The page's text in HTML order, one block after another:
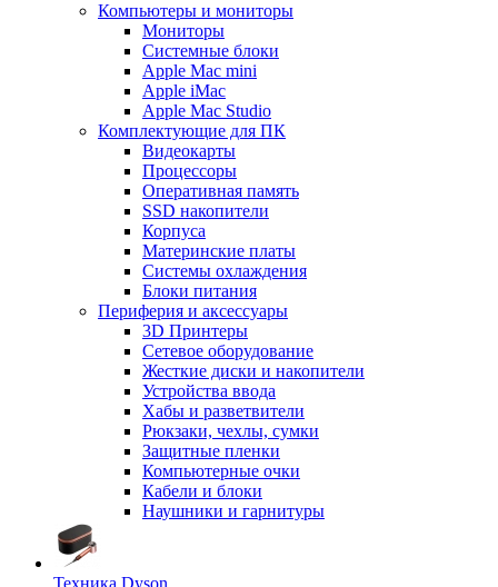
Компьютеры и мониторы
Мониторы
Системные блоки
Apple Mac mini
Apple iMac
Apple Mac Studio
Комплектующие для ПК
Видеокарты
Процессоры
Оперативная память
SSD накопители
Корпуса
Материнские платы
Системы охлаждения
Блоки питания
Периферия и аксессуары
3D Принтеры
Сетевое оборудование
Жесткие диски и накопители
Устройства ввода
Хабы и разветвители
Рюкзаки, чехлы, сумки
Защитные пленки
Компьютерные очки
Кабели и блоки
Наушники и гарнитуры
Техника Dyson